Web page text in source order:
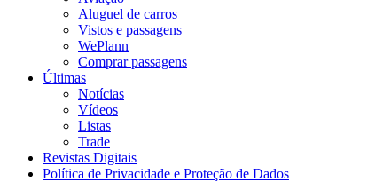
Aluguel de carros
Vistos e passagens
WePlann
Comprar passagens
Últimas
Notícias
Vídeos
Listas
Trade
Revistas Digitais
Política de Privacidade e Proteção de Dados